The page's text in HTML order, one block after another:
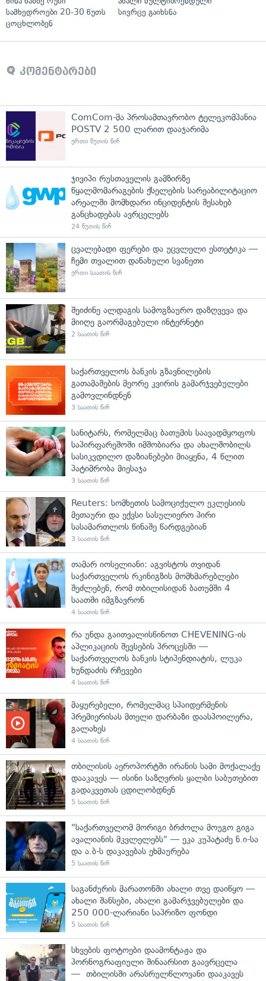
სამხედროები 20-30 წუთს
ცოცხლობენ
სივრცე გაიხსნა
კომენტარები
ComCom-მა პროსამთავრობო ტელეკომპანია
POSTV 2 500 ლარით დააჯარიმა
ერთი წუთის წინ
ჯივიპი რუსთაველის გამზირზე
წყალმომარაგების ქსელების სარეაბილიტაციო
არეალში მომხდარი ინციდენტის შესახებ
განცხადებას ავრცელებს
24 წუთის წინ
ცვალებადი ფერები და უცვლელი ესთეტიკა —
ჩემი თვალით დანახული სვანეთი
ერთი საათის წინ
შეიძინე ალდაგის სამოგზაურო დაზღვევა და
მიიღე გაორმაგებული ინტერნეტი
2 საათის წინ
საქართველოს ბანკის გზავნილების
გათამაშების მეორე კვირის გამარჯვებულები
გამოვლინდნენ
3 საათის წინ
სანიტარს, რომელმაც ბათუმის საავადმყოფოს
საპირფარეშოში იმშობიარა და ახალშობილს
სასიკვდილო დაზიანებები მიაყენა, 4 წლით
პატიმრობა მიესაჯა
3 საათის წინ
Reuters: სომხეთის სამოციქულო ეკლესიის
მეთაური და ექვსი სასულიერო პირი
სასამართლოს წინაშე წარდგებიან
3 საათის წინ
თამარ იოსელიანი: აგვისტოს თვიდან
საქართველოს რკინიგზის მომხმარებლები
შეძლებენ, რომ თბილისიდან ბათუმში 4
საათში იმგზავრონ
4 საათის წინ
რა უნდა გაითვალისწინოთ CHEVENING-ის
აპლიკაციის შევსების პროცესში —
საქართველოს ბანკის სტიპენდიატის, ლუკა
ხუნდაძის რჩევები
4 საათის წინ
მაყურებელი, რომელმაც სპაიდერმენის
პრემიერისას მთელი დარბაზი დაასპოილერა,
გალახეს
4 საათის წინ
თბილისის აეროპორტში ირანის სამი მოქალაქე
დააკავეს — ისინი საზღვრის ყალბი საბუთებით
გადაკვეთას ცდილობდნენ
5 საათის წინ
"საქართველომ მორიგი ბრძოლა მოუგო გიგა
ავალიანის მკვლელებს" — ეკა კუპატაძე ნ.ი-სა
და ა.ბ-ს დაკავებას ეხმაურება
5 საათის წინ
საგანძურის მარათონში ახალი თვე დაიწყო —
ახალი შანსები, ახალი გამარჯვებულები და
250 000-ლარიანი საპრიზო ფონდი
5 საათის წინ
სხვების ფოტოები დაამონტაჟა და
პორნოგრაფიული შინაარსით გაავრცელა
— თბილისში არასრულწლოვანი დააკავეს